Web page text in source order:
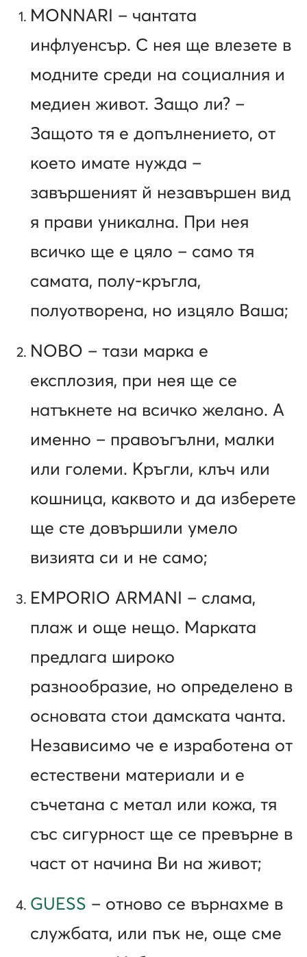
MONNARI – чантата
инфлуенсър. С нея ще влезете в
модните среди на социалния и
медиен живот. Защо ли? –
Защото тя е допълнението, от
което имате нужда –
завършеният й незавършен вид
я прави уникална. При нея
всичко ще е цяло – само тя
самата, полу-кръгла,
полуотворена, но изцяло Ваша;
NOBO – тази марка е
експлозия, при нея ще се
натъкнете на всичко желано. А
именно – правоъгълни, малки
или големи. Кръгли, клъч или
кошница, каквото и да изберете
ще сте довършили умело
визията си и не само;
EMPORIO ARMANI – слама,
плаж и още нещо. Марката
предлага широко
разнообразие, но определено в
основата стои дамската чанта.
Независимо че е изработена от
естествени материали и е
съчетана с метал или кожа, тя
със сигурност ще се превърне в
част от начина Ви на живот;
GUESS – отново се върнахме в
службата, или пък не, още сме